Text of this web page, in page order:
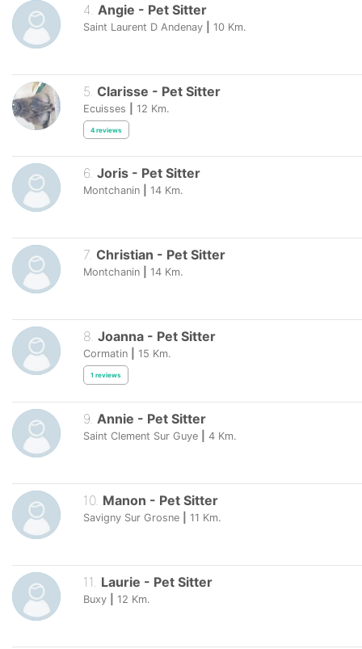
4 Angie - Pet Sitter
Saint Laurent D Andenay 10 Km.
5 Clarisse - Pet Sitter
Ecuisses 12 Km.
4 reviews
6. Joris - Pet Sitter
Montchanin 14 Km.
7. Christian - Pet Sitter
Montchanin 14 Km.
8. Joanna - Pet Sitter
Cormatin 15 Km.
1 reviews
9 Annie - Pet Sitter
Saint Clement Sur Guye 4 Km.
10. Manon - Pet Sitter
Savigny Sur Grosne 11 Km.
11 Laurie - Pet Sitter
Buxy 12 Km.